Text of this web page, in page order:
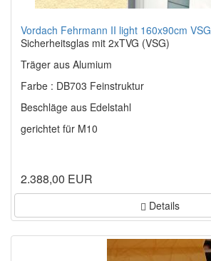
Vordach Fehrmann II light 160x90cm VSG
Sicherheitsglas mit 2xTVG (VSG)
Träger aus Alumium
Farbe : DB703 Feinstruktur
Beschläge aus Edelstahl
gerichtet für M10
2.388,00 EUR
Details